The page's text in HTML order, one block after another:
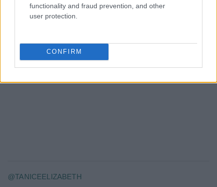
functionality and fraud prevention, and other
user protection.
CONFIRM
@TANICEELIZABETH